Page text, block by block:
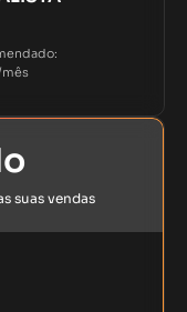
suas vendas